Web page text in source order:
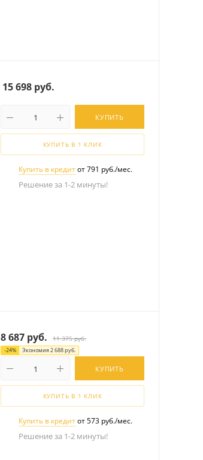
15 698 руб.
КУПИТЬ
КУПИТЬ В 1 КЛИК
Купить в кредитот 791 руб./мес.
Решение за 1-2 минуты!
8 687 руб. 11 375руб.
-24% Экономия2 688руб.
КУПИТЬ
КУПИТЬ В 1 КЛИК
Купить в кредитот 573 руб./мес.
Решение за 1-2 минуты!